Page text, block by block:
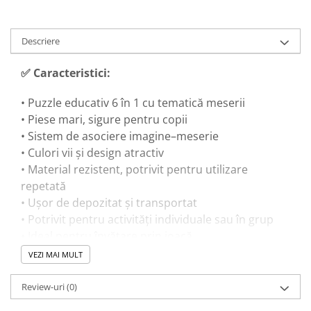
Invatare prin Joaca
Jucarii pentru Dezvoltare
Descriere
✅ Caracteristici:
• Puzzle educativ 6 în 1 cu tematică meserii
• Piese mari, sigure pentru copii
• Sistem de asociere imagine–meserie
• Culori vii și design atractiv
• Material rezistent, potrivit pentru utilizare
repetată
• Ușor de depozitat și transportat
• Potrivit pentru activități individuale sau în grup
🎓 Beneficii educaționale:
VEZI MAI MULT
Review-uri(0)